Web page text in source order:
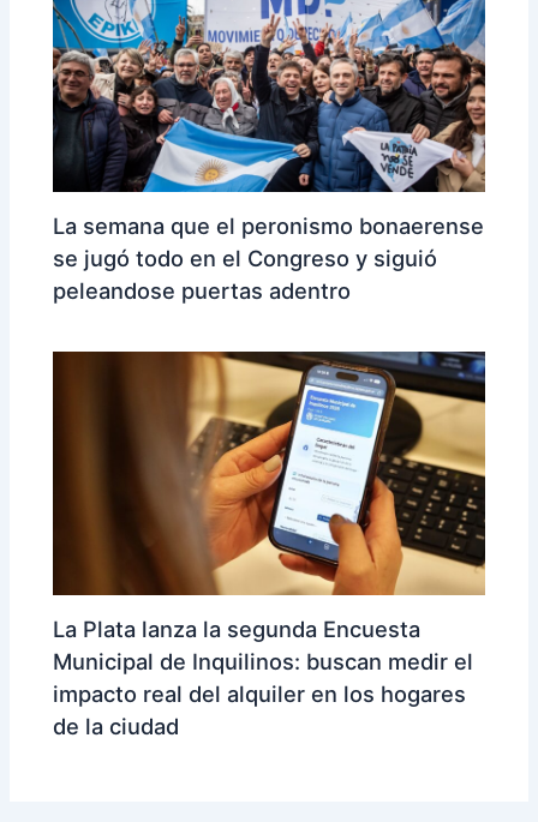
La semana que el peronismo bonaerense
se jugó todo en el Congreso y siguió
peleandose puertas adentro
La Plata lanza la segunda Encuesta
Municipal de Inquilinos: buscan medir el
impacto real del alquiler en los hogares
de la ciudad